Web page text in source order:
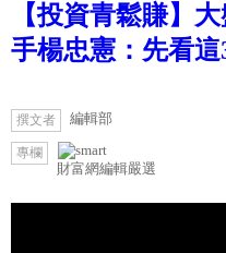
【投資青鬆賺】
手楊忠憲：先看
撰文者 編輯部
專欄
財富網編輯嚴選